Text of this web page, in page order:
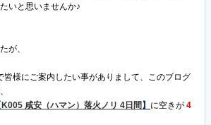
いと思いませんか♪
が、
皆様にご案内したい事がありまして、このブログ
K005 咸安（ハマン）落火ノリ 4日間】 に空きが4